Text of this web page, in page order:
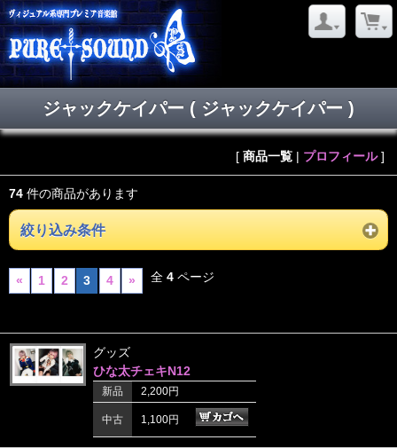
ジャックケイパー ( ジャックケイパー )
[ 商品一覧 | プロフィール]
74 件の商品があります
絞り込み条件
« 1 2 3 4 » 全4 ページ
グッズ
ひな太チェキN12
新品 2,200円
中古 1,100円